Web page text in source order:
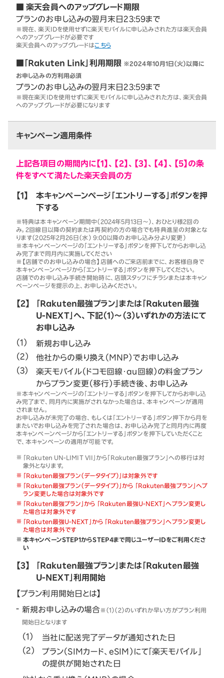
■ 楽天会員へのアップグレード期限
プランのお申し込みの翌月末日23:59まで
※現在、楽天IDを使用せずに楽天モバイルに申し込みされた方は楽天会員
へのアップグレードが必要です
楽天会員へのアップグレードはこちら
■「Rakuten Link」利用期限 ※2024年10月1日（火）以降に
お申し込みの方利用必須
プランのお申し込みの翌月末日23:59まで
※現在楽天IDを使用せずに楽天モバイルに申し込みされた方は、楽天会員
へのアップグレードが必要になります
キャンペーン適用条件
上記各項目の期間内に【1】、【2】、【3】、【4】、【5】の条
件をすべて満たした楽天会員の方
【1】
本キャンペーンページ「エントリーする」ボタンを押
下する
※特典は本キャンペーン期間中（2024年5月13日～）、おひとり様2回の
み。2回線目以降の契約または再契約の方の場合でも特典進呈の対象とな
ります（2025年2月26日（水） 9:00以降のお申し込み分より変更）
※本キャンペーンページの「エントリーする」ボタンを押下してからお申し込
み完了まで同月内に実施してください
※【店舗でのお申し込みの場合】店舗へのご来店前までに、お客様自身で
本キャンペーンページから「エントリーする」ボタンを押下してください。
店舗でのお申し込み手続き開始時に、店頭スタッフにチラシまたは本キャン
ペーンページを提示の上、お申し込みください。
【2】
「Rakuten最強プラン」または「Rakuten最強
U-NEXT」へ、下記（1）～（3）いずれかの方法にて
お申し込み
新規お申し込み
他社からの乗り換え（MNP）でお申し込み
楽天モバイル（ドコモ回線・au回線）の料金プラン
からプラン変更（移行）手続き後、お申し込み
※本キャンペーンページの「エントリーする」ボタンを押下してからお申し込
み完了まで、同月内に実施がされなかった場合は、本キャンペーンが適用
されません。
お申し込みが未完了の場合、もしくは「エントリーする」ボタン押下から月を
またいでお申し込みを完了された場合は、お申し込み完了と同月内に再度
本キャンペーンページから「エントリーする」ボタンを押下していただくこと
で、本キャンペーンの適用が可能です。
「Rakuten UN-LIMIT VII」から「Rakuten最強プラン」への移行は対
象外となります。
「Rakuten最強プラン（データタイプ）」は対象外です
「Rakuten最強プラン（データタイプ）」から 「Rakuten最強プラン」へプ
ラン変更した場合は対象外です
「Rakuten最強プラン」から 「Rakuten最強U-NEXT」へプラン変更し
た場合は対象外です
「Rakuten最強U-NEXT」から 「Rakuten最強プラン」へプラン変更し
た場合は対象外です
本キャンペーンSTEP1からSTEP4まで同じユーザーIDをご利用くださ
い
【3】
「Rakuten最強プラン」または「Rakuten最強
U-NEXT」利用開始
【プラン利用開始日とは】
新規お申し込みの場合 ※（1）（2）のいずれか早い方がプラン利用
開始日となります
当社に配送完了データが通知された日
プラン（SIMカード、eSIM）にて「楽天モバイル」
の提供が開始された日